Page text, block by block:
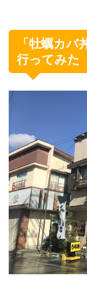
「牡蠣カバ
行ってみた